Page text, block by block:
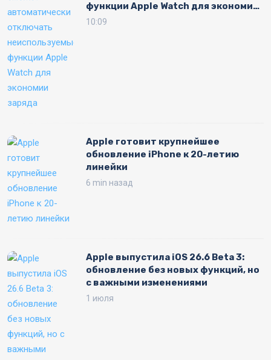
функции Apple Watch для экономии
заряда
10:09
Apple готовит крупнейшее
обновление iPhone к 20-летию
линейки
6 min назад
Apple выпустила iOS 26.6 Beta 3:
обновление без новых функций, но
с важными изменениями
1 июля